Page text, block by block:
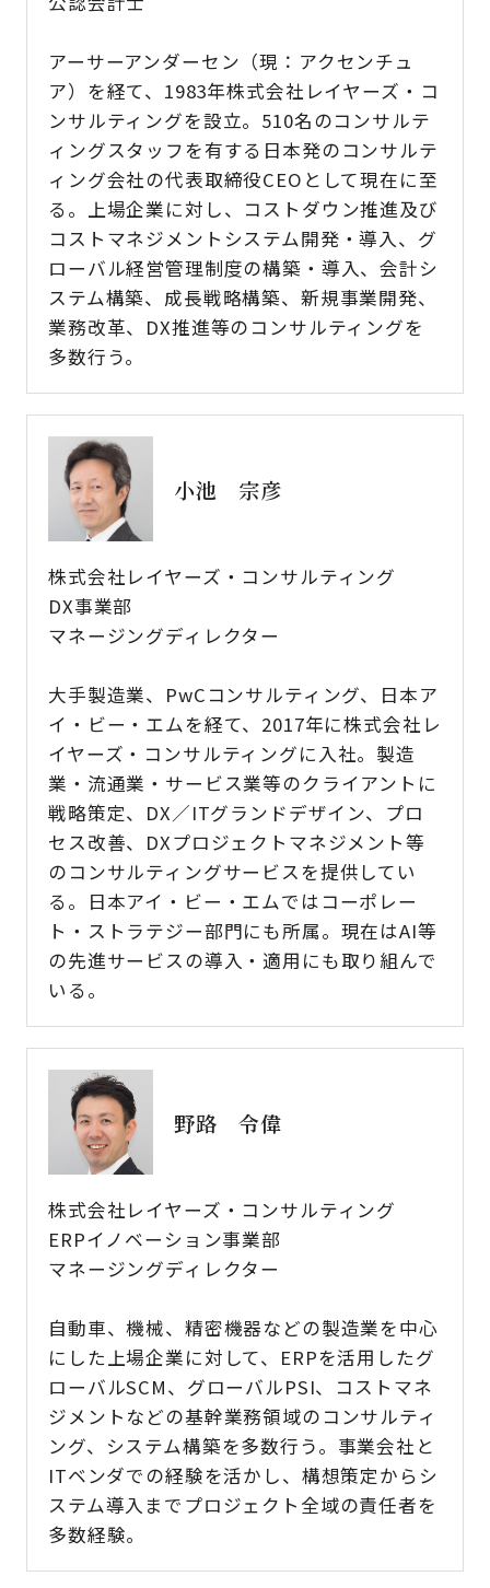
アーサーアンダーセン（現：アクセンチュ
ア）を経て、1983年株式会社レイヤーズ・コ
ンサルティングを設立。510名のコンサルテ
ィングスタッフを有する日本発のコンサルテ
ィング会社の代表取締役CEOとして現在に至
る。上場企業に対し、コストダウン推進及び
コストマネジメントシステム開発・導入、グ
ローバル経営管理制度の構築・導入、会計シ
ステム構築、成長戦略構築、新規事業開発、
業務改革、DX推進等のコンサルティングを
多数行う。
小池 宗彦
株式会社レイヤーズ・コンサルティング
DX事業部
マネージングディレクター
大手製造業、PwCコンサルティング、日本ア
イ・ビー・エムを経て、2017年に株式会社レ
イヤーズ・コンサルティングに入社。製造
業・流通業・サービス業等のクライアントに
戦略策定、DX／ITグランドデザイン、プロ
セス改善、DXプロジェクトマネジメント等
のコンサルティングサービスを提供してい
る。日本アイ・ビー・エムではコーポレー
ト・ストラテジー部門にも所属。現在はAI等
の先進サービスの導入・適用にも取り組んで
いる。
野路 令偉
株式会社レイヤーズ・コンサルティング
ERPイノベーション事業部
マネージングディレクター
自動車、機械、精密機器などの製造業を中心
にした上場企業に対して、ERPを活用したグ
ローバルSCM、グローバルPSI、コストマネ
ジメントなどの基幹業務領域のコンサルティ
ング、システム構築を多数行う。事業会社と
ITベンダでの経験を活かし、構想策定からシ
ステム導入までプロジェクト全域の責任者を
多数経験。